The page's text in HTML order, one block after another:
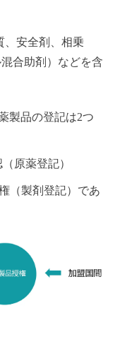
、安全剤、相乗
合助剤）などを含
製品の登記は2つ
原薬登記）
（製剤登記）であ